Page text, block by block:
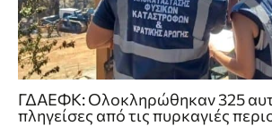
ΓΔΑΕΦΚ: Ολοκληρώθηκαν 325
πληγείσες από τις πυρκαγιές